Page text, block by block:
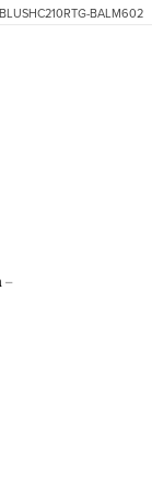
BLUSHC210RTG-BALM602